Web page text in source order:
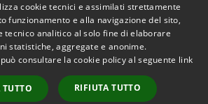
Copyright © 2026 • Comune di
Bitonto • Powered by
Municipium•
Accesso
cookie tecnici e assimilati strettamente
funzionamento e alla navigazione del sito,
tecnico analitico al solo fine di elaborare
statistiche, aggregate e anonime.
consultare la cookie policy al seguente link
TUTTO RIFIUTA TUTTO